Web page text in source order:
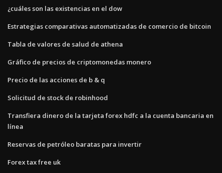
¿cuáles son las existencias en el dow
Estrategias comparativas automatizadas de comercio de bitcoin
Tabla de valores de salud de athena
Gráfico de precios de criptomonedas monero
Precio de las acciones de b & q
Solicitud de stock de robinhood
Transfiera dinero de la tarjeta forex hdfc a la cuenta bancaria en
línea
Reservas de petróleo baratas para invertir
Forex tax free uk